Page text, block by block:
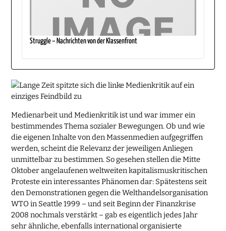
Struggle – Nachrichten von der Klassenfront
Medienarbeit und Medienkritik ist und war immer ein
bestimmendes Thema sozialer Bewegungen. Ob und wie
die eigenen Inhalte von den Massenmedien aufgegriffen
werden, scheint die Relevanz der jeweiligen Anliegen
unmittelbar zu bestimmen. So gesehen stellen die Mitte
Oktober angelaufenen weltweiten kapitalismuskritischen
Proteste ein interessantes Phänomen dar: Spätestens seit
den Demonstrationen gegen die Welthandelsorganisation
WTO in Seattle 1999 – und seit Beginn der Finanzkrise
2008 nochmals verstärkt – gab es eigentlich jedes Jahr
sehr ähnliche, ebenfalls international organisierte